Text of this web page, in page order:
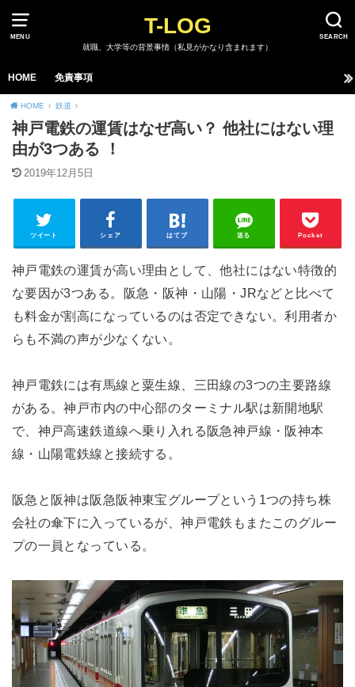
MENU SEARCH
T-LOG
就職、大学等の背景事情（私見がかなり含まれます）
HOME 免責事項
HOME 鉄道
神戸電鉄の運賃はなぜ高い？ 他社にはない理
由が3つある ！
2019年12月5日
ツイート シェア はてブ 送る Pocket
神戸電鉄の運賃が高い理由として、他社にはない特徴的
な要因が3つある。阪急・阪神・山陽・JRなどと比べて
も料金が割高になっているのは否定できない。利用者か
らも不満の声が少なくない。
神戸電鉄には有馬線と粟生線、三田線の3つの主要路線
がある。神戸市内の中心部のターミナル駅は新開地駅
で、神戸高速鉄道線へ乗り入れる阪急神戸線・阪神本
線・山陽電鉄線と接続する。
阪急と阪神は阪急阪神東宝グループという1つの持ち株
会社の傘下に入っているが、神戸電鉄もまたこのグルー
プの一員となっている。